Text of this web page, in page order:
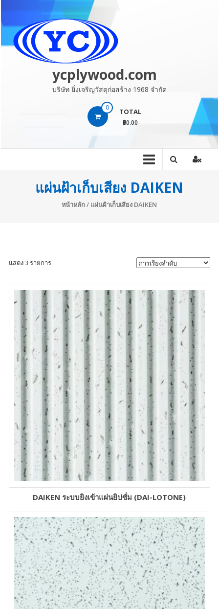
content
ycplywood.com
บริษัท ยิ่งเจริญวัสดุก่อสร้าง 1968 จำกัด
0 TOTAL
฿0.00
แผ่นฝ้าเก็บเสียง DAIKEN
หน้าหลัก/ แผ่นฝ้าเก็บเสียง DAIKEN
แสดง 3 รายการ
DAIKEN ระบบยิงเข้าแผ่นยิปซั่ม (DAI-LOTONE)